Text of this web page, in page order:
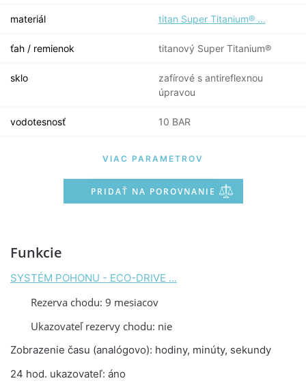
materiál titan Super Titanium® ...
ťah / remienok titanový Super Titanium®
sklo
zafírové s antireflexnou
úpravou
vodotesnosť 10 BAR
VIAC PARAMETROV
PRIDAŤ NA POROVNANIE
Funkcie
SYSTÉM POHONU - ECO-DRIVE ...
Rezerva chodu: 9 mesiacov
Ukazovateľ rezervy chodu: nie
Zobrazenie času (analógovo): hodiny, minúty, sekundy
24 hod. ukazovateľ: áno